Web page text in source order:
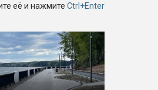
её и нажмите Ctrl+Enter